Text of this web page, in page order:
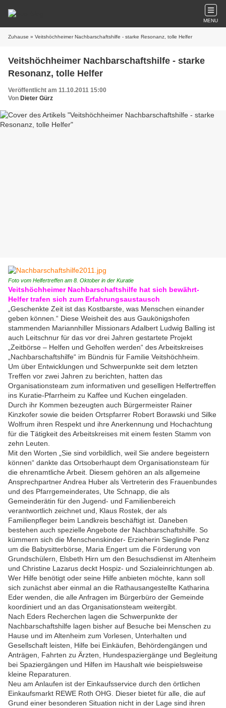
MENU
Zuhause » Veitshöchheimer Nachbarschaftshilfe - starke Resonanz, tolle Helfer
Veitshöchheimer Nachbarschaftshilfe - starke
Resonanz, tolle Helfer
Veröffentlicht am 11.10.2011 15:00
Von Dieter Gürz
Foto vom Helfertreffen am 8. Oktober in der Kuratie
Veitshöchheimer Nachbarschaftshilfe hat sich bewährt-
Helfer trafen sich zum Erfahrungsaustausch
„Geschenkte Zeit ist das Kostbarste, was Menschen einander
geben können.“ Diese Weisheit des aus Gaukönigshofen
stammenden Mariannhiller Missionars Adalbert Ludwig Balling ist
auch Leitschnur für das vor drei Jahren gestartete Projekt
„Zeitbörse – Helfen und Geholfen werden“ des Arbeitskreises
„Nachbarschaftshilfe“ im Bündnis für Familie Veitshöchheim.
Um über Entwicklungen und Schwerpunkte seit dem letzten
Treffen vor zwei Jahren zu berichten, hatten das
Organisationsteam zum informativen und geselligen Helfertreffen
ins Kuratie-Pfarrheim zu Kaffee und Kuchen eingeladen.
Durch ihr Kommen bezeugten auch Bürgermeister Rainer
Kinzkofer sowie die beiden Ortspfarrer Robert Borawski und Silke
Wolfrum ihren Respekt und ihre Anerkennung und Hochachtung
für die Tätigkeit des Arbeitskreises mit einem festen Stamm von
zehn Leuten.
Mit den Worten „Sie sind vorbildlich, weil Sie andere begeistern
können“ dankte das Ortsoberhaupt dem Organisationsteam für
die ehrenamtliche Arbeit. Diesem gehören an als allgemeine
Ansprechpartner Andrea Huber als Vertreterin des Frauenbundes
und des Pfarrgemeinderates, Ute Schnapp, die als
Gemeinderätin für den Jugend- und Familienbereich
verantwortlich zeichnet und, Klaus Rostek, der als
Familienpfleger beim Landkreis beschäftigt ist. Daneben
bestehen auch spezielle Angebote der Nachbarschaftshilfe. So
kümmern sich die Menschenskinder- Erzieherin Sieglinde Penz
um die Babysitterbörse, Maria Engert um die Förderung von
Grundschülern, Elsbeth Hirn um den Besuchsdienst im Altenheim
und Christine Lazarus deckt Hospiz- und Sozialeinrichtungen ab.
Wer Hilfe benötigt oder seine Hilfe anbieten möchte, kann soll
sich zunächst aber einmal an die Rathausangestellte Katharina
Eder wenden, die alle Anfragen im Bürgerbüro der Gemeinde
koordiniert und an das Organisationsteam weitergibt.
Nach Eders Recherchen lagen die Schwerpunkte der
Nachbarschaftshilfe lagen bisher auf Besuche bei Menschen zu
Hause und im Altenheim zum Vorlesen, Unterhalten und
Gesellschaft leisten, Hilfe bei Einkäufen, Behördengängen und
Anträgen, Fahrten zu Ärzten, Hundespaziergänge und Begleitung
bei Spaziergängen und Hilfen im Haushalt wie beispielsweise
kleine Reparaturen.
Neu am Anlaufen ist der Einkaufsservice durch den örtlichen
Einkaufsmarkt REWE Roth OHG. Dieser bietet für alle, die auf
Grund einer besonderen Situation nicht in der Lage sind ihren